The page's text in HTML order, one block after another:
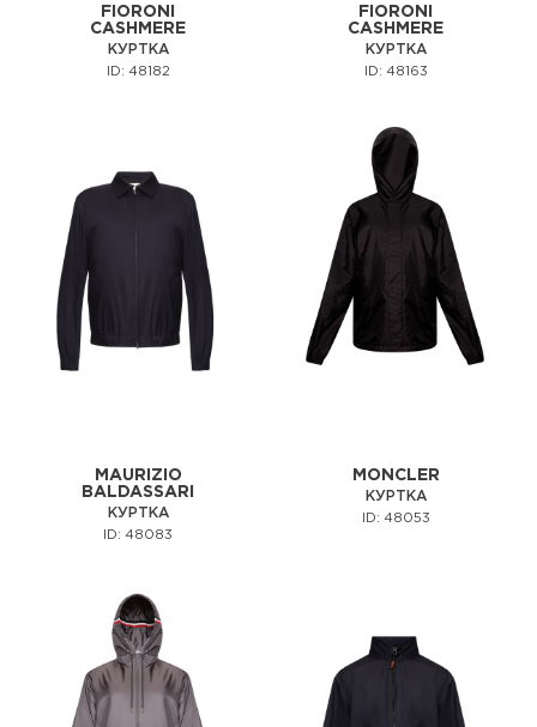
FIORONI
CASHMERE
КУРТКА
ID: 48182
FIORONI
CASHMERE
КУРТКА
ID: 48163
MAURIZIO
BALDASSARI
КУРТКА
ID: 48083
MONCLER
КУРТКА
ID: 48053